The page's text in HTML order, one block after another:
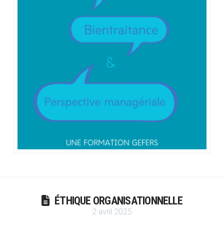
ÉTHIQUE ORGANISATIONNELLE
2 avril 2025